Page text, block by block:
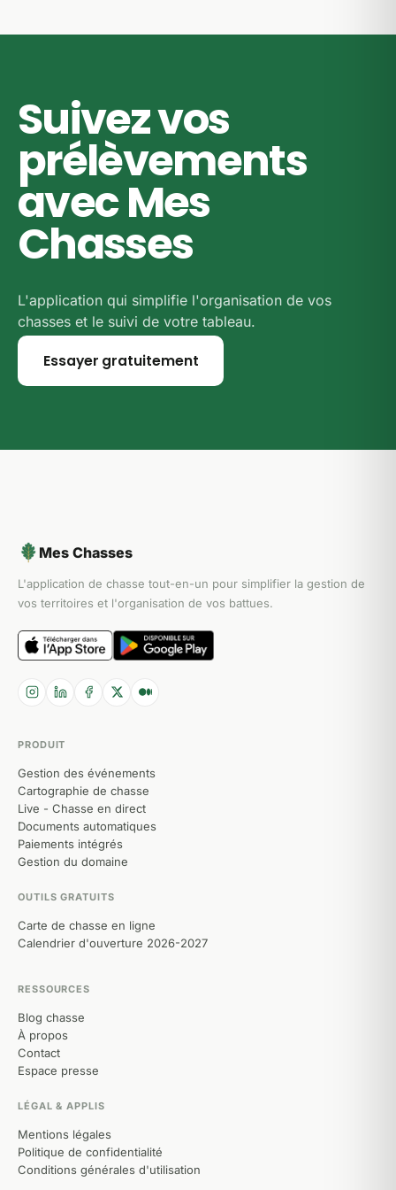
Suivez vos
prélèvements
avec Mes
Chasses
L'application qui simplifie l'organisation de vos
chasses et le suivi de votre tableau.
Essayer gratuitement
Mes Chasses
L'application de chasse tout-en-un pour simplifier la gestion de
vos territoires et l'organisation de vos battues.
PRODUIT
Gestion des événements
Cartographie de chasse
Live - Chasse en direct
Documents automatiques
Paiements intégrés
Gestion du domaine
OUTILS GRATUITS
Carte de chasse en ligne
Calendrier d'ouverture 2026-2027
RESSOURCES
Blog chasse
À propos
Contact
Espace presse
LÉGAL & APPLIS
Mentions légales
Politique de confidentialité
Conditions générales d'utilisation